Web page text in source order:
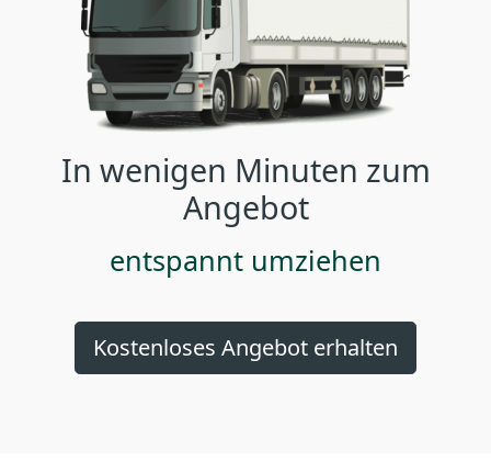
In wenigen Minuten zum
Angebot
entspannt umziehen
Kostenloses Angebot erhalten